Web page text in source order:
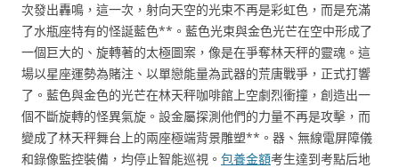
次發出轟鳴，這一次，射向天空的光束不再是彩虹色，而是充滿
了水瓶座特有的怪誕藍色**。藍色光束與金色光芒在空中形成了
一個巨大的、旋轉著的太極圖案，像是在爭奪林天秤的靈魂。這
場以星座運勢為賭注、以單戀能量為武器的荒唐戰爭，正式打響
了。藍色與金色的光芒在林天秤咖啡館上空劇烈衝撞，創造出一
個不斷旋轉的怪異氣旋。設金屬探測他們的力量不再是攻擊，而
變成了林天秤舞台上的兩座極端背景雕塑**。器、無線電屏障儀
和錄像監控裝備，均停止智能巡視。 包養金額考生達到考點后地